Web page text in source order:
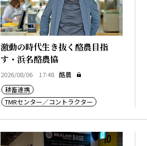
激動の時代生き抜く酪農目指
す・浜名酪農協
2026/08/06 17:48 酪農
耕畜連携
TMRセンター／コントラクター